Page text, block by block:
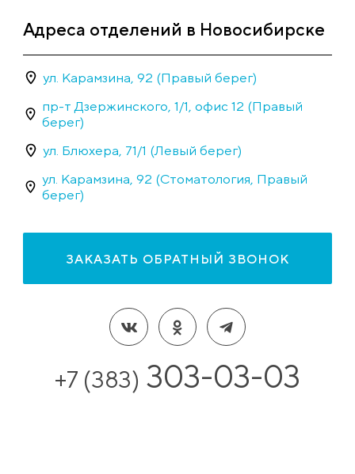
Адреса отделений в Новосибирске
ул. Карамзина, 92 (Правый берег)
пр-т Дзержинского, 1/1, офис 12 (Правый
берег)
ул. Блюхера, 71/1 (Левый берег)
ул. Карамзина, 92 (Стоматология, Правый
берег)
ЗАКАЗАТЬ ОБРАТНЫЙ ЗВОНОК
+7 (383) 303-03-03